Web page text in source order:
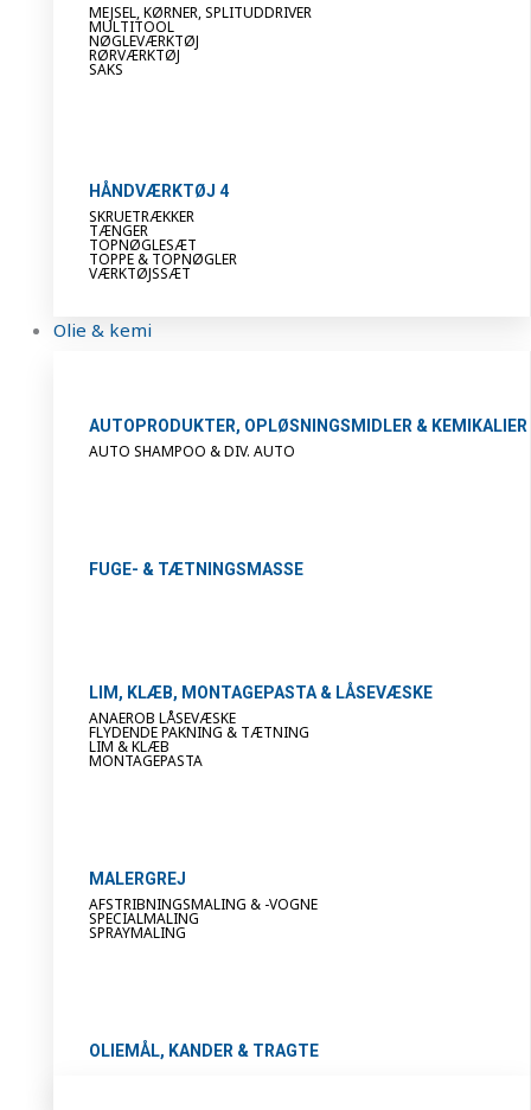
MEJSEL, KØRNER, SPLITUDDRIVER
MULTITOOL
NØGLEVÆRKTØJ
RØRVÆRKTØJ
SAKS
HÅNDVÆRKTØJ 4
SKRUETRÆKKER
TÆNGER
TOPNØGLESÆT
TOPPE & TOPNØGLER
VÆRKTØJSSÆT
Olie & kemi
AUTOPRODUKTER, OPLØSNINGSMIDLER & KEMIKALIER
AUTO SHAMPOO & DIV. AUTO
FUGE- & TÆTNINGSMASSE
LIM, KLÆB, MONTAGEPASTA & LÅSEVÆSKE
ANAEROB LÅSEVÆSKE
FLYDENDE PAKNING & TÆTNING
LIM & KLÆB
MONTAGEPASTA
MALERGREJ
AFSTRIBNINGSMALING & -VOGNE
SPECIALMALING
SPRAYMALING
OLIEMÅL, KANDER & TRAGTE